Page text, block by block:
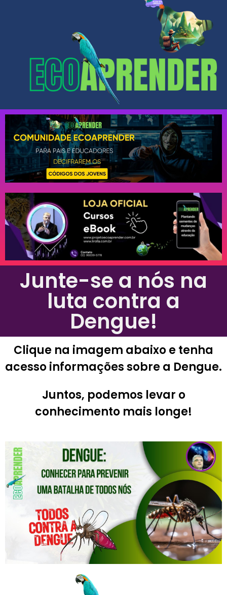
Junte-se a nós na
luta contra a
Dengue!
Clique na imagem abaixo e tenha
acesso informações sobre a Dengue.
Juntos, podemos levar o
conhecimento mais longe!